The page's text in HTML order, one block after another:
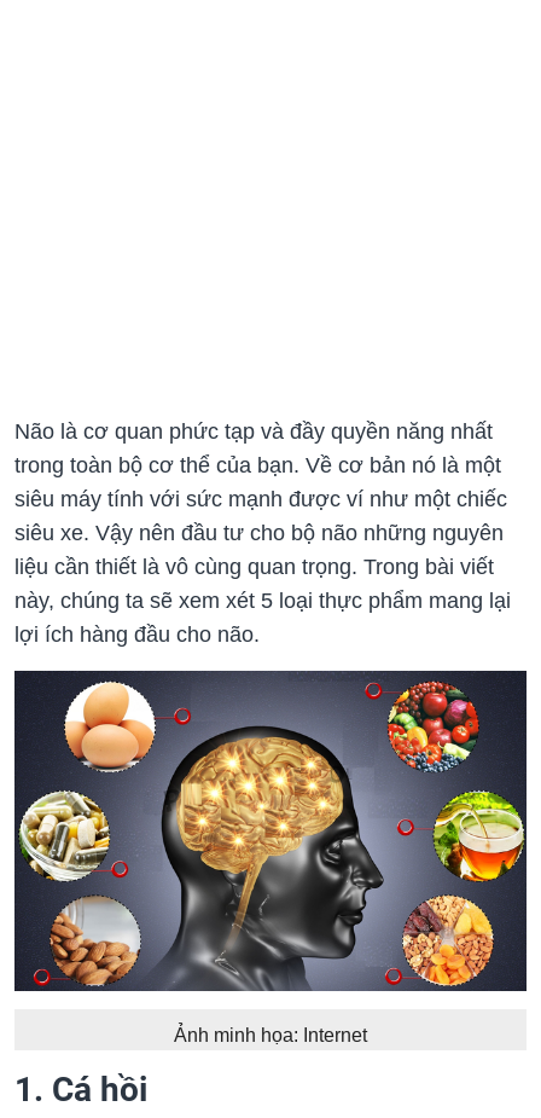
Não là cơ quan phức tạp và đầy quyền năng nhất
trong toàn bộ cơ thể của bạn. Về cơ bản nó là một
siêu máy tính với sức mạnh được ví như một chiếc
siêu xe. Vậy nên đầu tư cho bộ não những nguyên
liệu cần thiết là vô cùng quan trọng. Trong bài viết
này, chúng ta sẽ xem xét 5 loại thực phẩm mang lại
lợi ích hàng đầu cho não.
Ảnh minh họa: Internet
1. Cá hồi